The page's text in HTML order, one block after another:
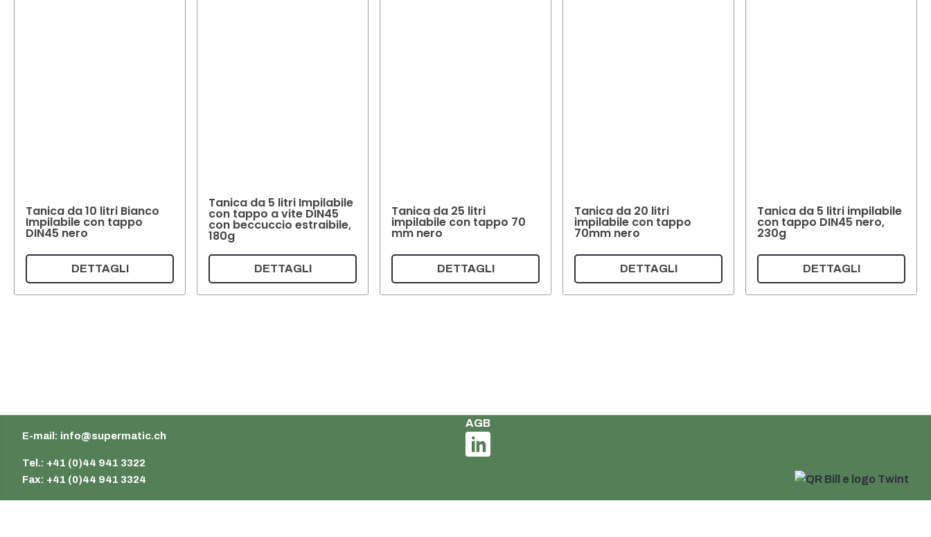
Tanica da 10 litri Bianco
Impilabile con tappo
DIN45 nero
DETTAGLI
Tanica da 5 litri Impilabile
con tappo a vite DIN45
con beccuccio estraibile,
180g
DETTAGLI
Tanica da 25 litri
impilabile con tappo 70
mm nero
DETTAGLI
Tanica da 20 litri
impilabile con tappo
70mm nero
DETTAGLI
Tanica da 5 litri impilabile
con tappo DIN45 nero,
230g
DETTAGLI
E-mail: info@supermatic.ch
Tel.: +41 (0)44 941 3322
Fax: +41 (0)44 941 3324
AGB